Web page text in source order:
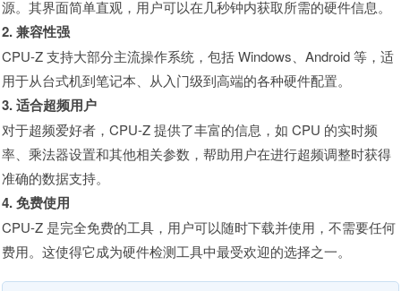
源。其界面简单直观，用户可以在几秒钟内获取所需的硬件信息。
2. 兼容性强
CPU-Z 支持大部分主流操作系统，包括 Windows、Android 等，适
用于从台式机到笔记本、从入门级到高端的各种硬件配置。
3. 适合超频用户
对于超频爱好者，CPU-Z 提供了丰富的信息，如 CPU 的实时频
率、乘法器设置和其他相关参数，帮助用户在进行超频调整时获得
准确的数据支持。
4. 免费使用
CPU-Z 是完全免费的工具，用户可以随时下载并使用，不需要任何
费用。这使得它成为硬件检测工具中最受欢迎的选择之一。